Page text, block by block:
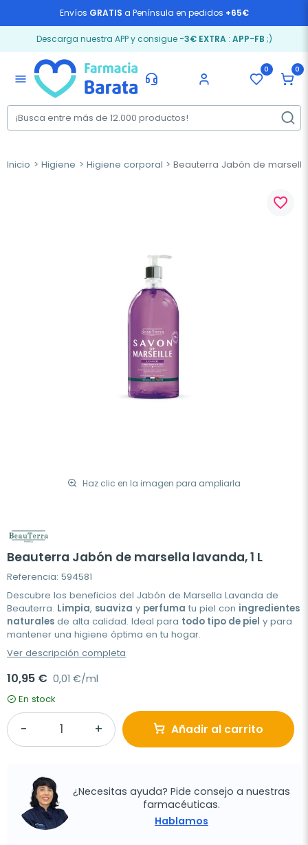
Envíos GRATIS a Península en pedidos +65€
Descarga nuestra APP y consigue -3€ EXTRA: APP-FB ;)
menu
0 0
Inicio Higiene Higiene corporal Beauterra Jabón de marsella
Haz clic en la imagen para ampliarla
favorite_border
Beauterra Jabón de marsella lavanda, 1 L
Referencia: 594581
Descubre los beneficios del Jabón de Marsella Lavanda de
Beauterra. Limpia, suaviza y perfuma tu piel con ingredientes
naturales de alta calidad. Ideal para todo tipo de piel y para
mantener una higiene óptima en tu hogar.
Ver descripción completa
10,95 € 0,01 €/ml
En stock
Añadir al carrito
¿Necesitas ayuda? Pide consejo a nuestras
farmacéuticas.
Hablamos